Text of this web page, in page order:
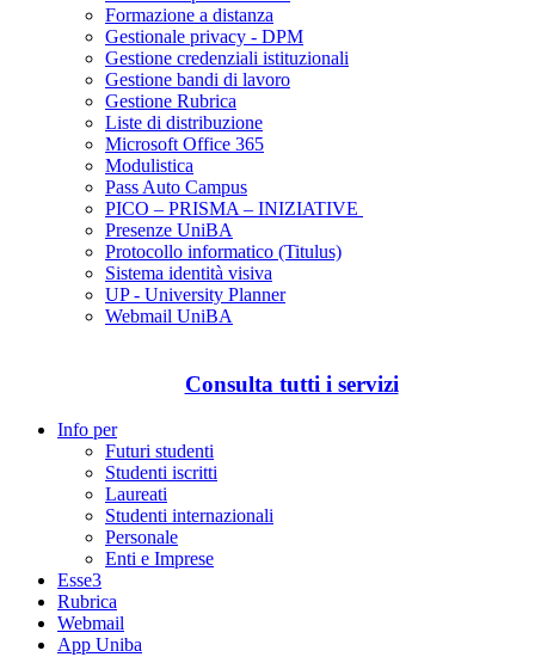
Formazione a distanza
Gestionale privacy - DPM
Gestione credenziali istituzionali
Gestione bandi di lavoro
Gestione Rubrica
Liste di distribuzione
Microsoft Office 365
Modulistica
Pass Auto Campus
PICO – PRISMA – INIZIATIVE
Presenze UniBA
Protocollo informatico (Titulus)
Sistema identità visiva
UP - University Planner
Webmail UniBA
Consulta tutti i servizi
Info per
Futuri studenti
Studenti iscritti
Laureati
Studenti internazionali
Personale
Enti e Imprese
Esse3
Rubrica
Webmail
App Uniba